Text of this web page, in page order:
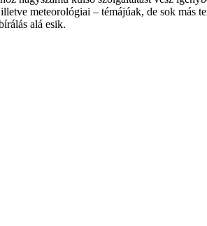
meteorológiai – témájúak, de sok más
alá esik.